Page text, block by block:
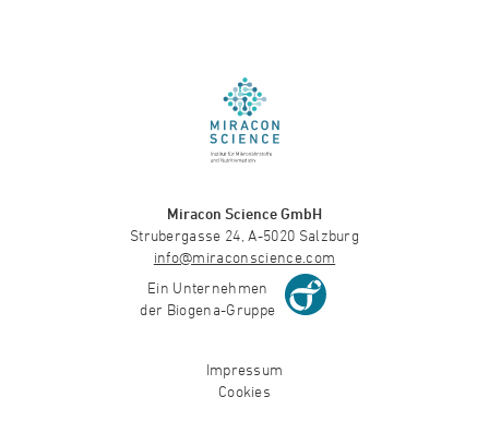
Miracon Science GmbH
Strubergasse 24, A-5020 Salzburg
info@miraconscience.com
Ein Unternehmen
der Biogena-Gruppe
Impressum
Cookies